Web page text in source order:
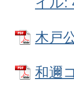
木戸
和邇